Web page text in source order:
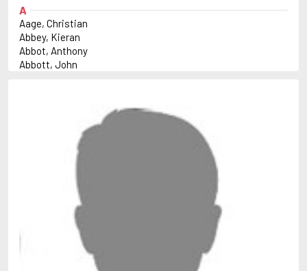
A
Aage, Christian
Abbey, Kieran
Abbot, Anthony
Abbott, John
Adams, Herbert
Adams, Jane
Adler-Olsen, Jussi
Agnér, Kristina
Agrell, Wilhelm